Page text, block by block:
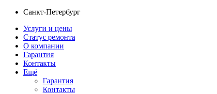
Санкт-Петербург
Услуги и цены
Статус ремонта
О компании
Гарантия
Контакты
Ещё
Гарантия
Контакты